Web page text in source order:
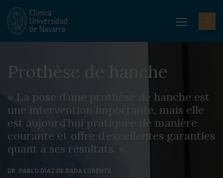
Prothèse de hanche
« La pose d’une prothèse de hanche est
une intervention importante, mais elle
est aujourd’hui pratiquée de manière
courante et offre d’excellentes garanties
quant à ses résultats. »
DR. PABLO DÍAZ DE RADA LORENTE